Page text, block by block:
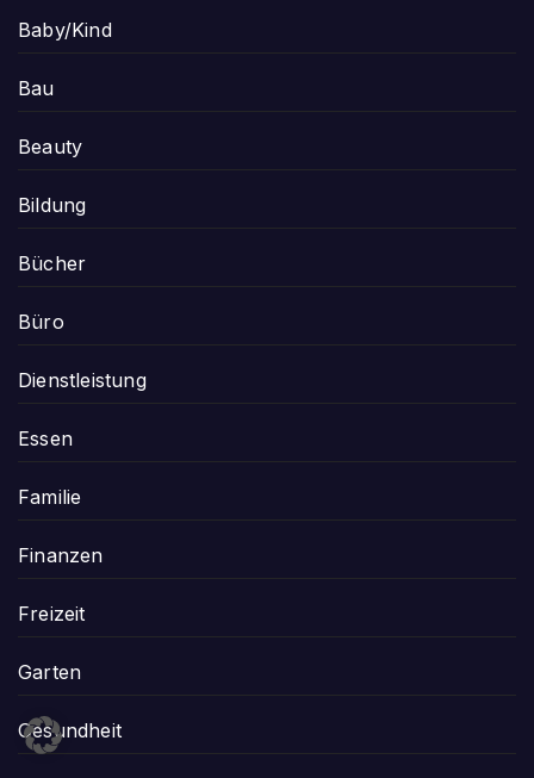
Baby/Kind
Bau
Beauty
Bildung
Bücher
Büro
Dienstleistung
Essen
Familie
Finanzen
Freizeit
Garten
Gesundheit